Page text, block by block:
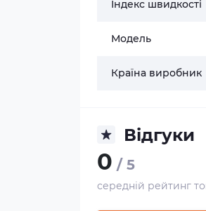
Індекс швидкості
Модель
Країна виробник
Відгуки
0 / 5
середній рейтинг